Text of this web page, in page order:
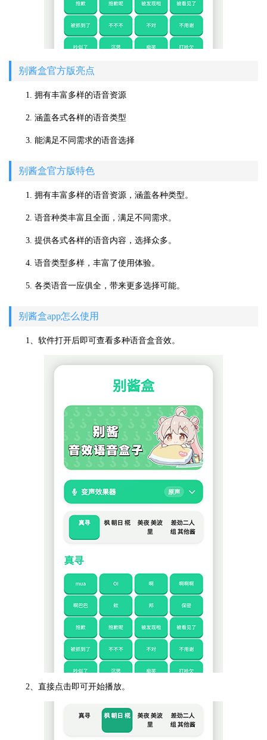
别酱盒官方版亮点
1. 拥有丰富多样的语音资源
2. 涵盖各式各样的语音类型
3. 能满足不同需求的语音选择
别酱盒官方版特色
1. 拥有丰富多样的语音资源，涵盖各种类型。
2. 语音种类丰富且全面，满足不同需求。
3. 提供各式各样的语音内容，选择众多。
4. 语音类型多样，丰富了使用体验。
5. 各类语音一应俱全，带来更多选择可能。
别酱盒app怎么使用
1、软件打开后即可查看多种语音盒音效。
2、直接点击即可开始播放。